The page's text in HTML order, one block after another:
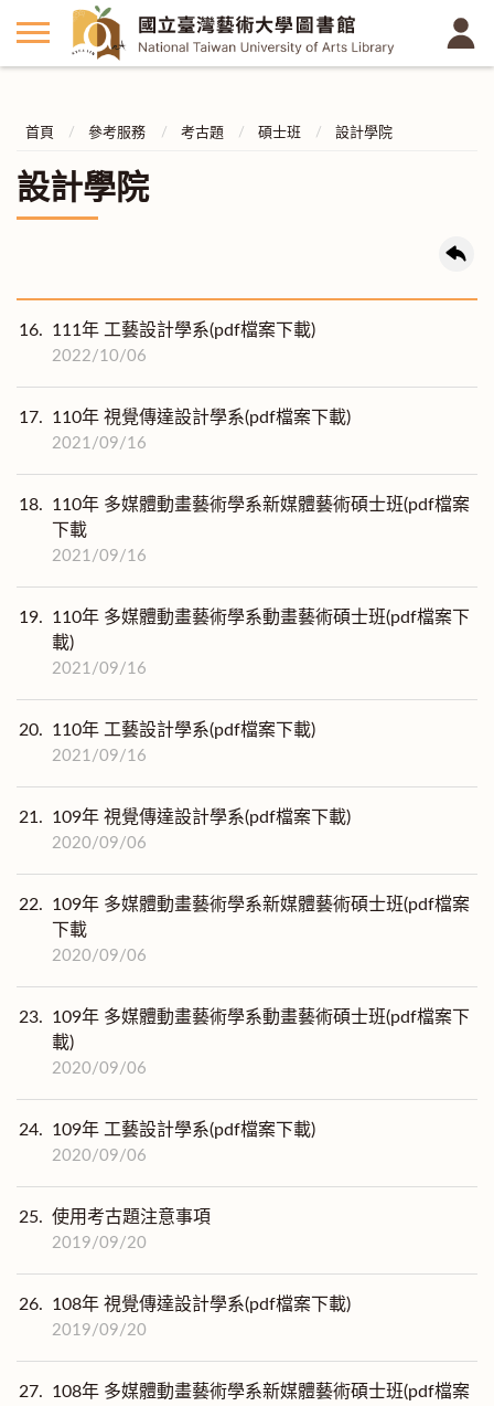
首頁 參考服務 考古題 碩士班 設計學院
設計學院
16. 111年 工藝設計學系(pdf檔案下載)
2022/10/06
17. 110年 視覺傳達設計學系(pdf檔案下載)
2021/09/16
18.
110年 多媒體動畫藝術學系新媒體藝術碩士班(pdf檔案
下載
2021/09/16
19.
110年 多媒體動畫藝術學系動畫藝術碩士班(pdf檔案下
載)
2021/09/16
20. 110年 工藝設計學系(pdf檔案下載)
2021/09/16
21. 109年 視覺傳達設計學系(pdf檔案下載)
2020/09/06
22.
109年 多媒體動畫藝術學系新媒體藝術碩士班(pdf檔案
下載
2020/09/06
23.
109年 多媒體動畫藝術學系動畫藝術碩士班(pdf檔案下
載)
2020/09/06
24. 109年 工藝設計學系(pdf檔案下載)
2020/09/06
25. 使用考古題注意事項
2019/09/20
26. 108年 視覺傳達設計學系(pdf檔案下載)
2019/09/20
27.
108年 多媒體動畫藝術學系新媒體藝術碩士班(pdf檔案